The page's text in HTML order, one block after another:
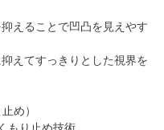
えることで凹凸を見えやす
えてすっきりとした視界を
め）
り止め技術。